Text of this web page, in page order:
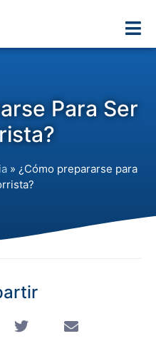
Para Ser
» ¿Cómo prepararse para